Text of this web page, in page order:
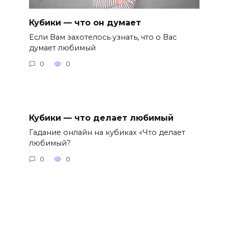
Кубики — что он думает
Если Вам захотелось узнать, что о Вас
думает любимый
0 0
Кубики — что делает любимый
Гадание онлайн на кубиках «Что делает
любимый?
0 0